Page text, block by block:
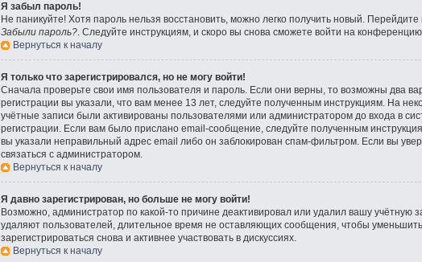
Я забыл пароль!
Не паникуйте! Хотя пароль нельзя восстановить, можно легко получить новый.
Забыли пароль?. Следуйте инструкциям, и скоро вы снова сможете войти на
Вернуться к началу
Я только что зарегистрировался, но не могу войти!
Сначала проверьте свои имя пользователя и пароль. Если они верны, то возможны два
регистрации вы указали, что вам менее 13 лет, следуйте полученным инструкциям. На
учётные записи были активированы пользователями или администратором до входа в
регистрации. Если вам было прислано email-сообщение, следуйте полученным
вы указали неправильный адрес email либо он заблокирован спам-фильтром. Если вы
связаться с администратором.
Вернуться к началу
Я давно зарегистрирован, но больше не могу войти!
Возможно, администратор по какой-то причине деактивировал или удалил вашу учётную
удаляют пользователей, длительное время не оставляющих сообщения, чтобы
зарегистрироваться снова и активнее участвовать в дискуссиях.
Вернуться к началу